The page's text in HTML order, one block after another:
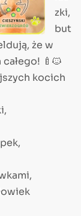
zki,
but
że w
🍼🐱
kocich